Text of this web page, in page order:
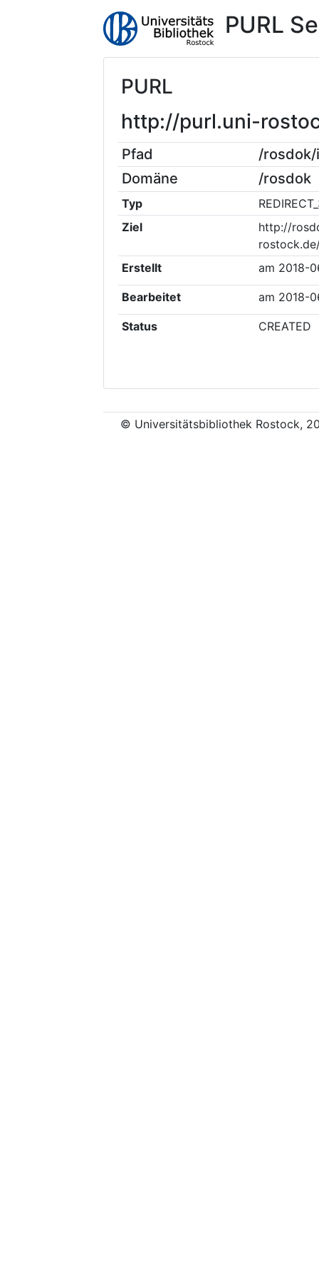
PURL
PURL
http://purl.uni-
Pfad
/
Domäne
/rosdok
Typ
Ziel
http://
Erstellt
am 2018-
Bearbeitet am 2018-
Status CREATED
© Universitätsbibliothek Rostock,